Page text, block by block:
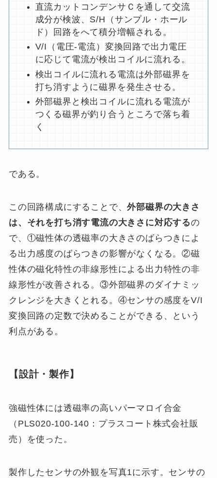
直流カットコンデンサＣを通して交流
成分が検波、S/H（サンプル・ホール
ド）回路をへて積分増幅される。
V/I（電圧‐電流）変換回路で出力電圧
に応じて電流が検出コイルに流れる。
検出コイルに流れる電流は外部磁界を
打ち消すように磁界を発生させる。
外部磁界と検出コイルに流れる電流が
つくる磁界が釣り合うところで落ち着
く
である。
この回路構成にすることで、外部磁界の大きさ
は、それを打ち消す電流の大きさに対応するの
で、①磁性体の透磁率の大きさのばらつきによ
る出力感度のばらつきの影響がなくなる。②磁
性体の磁化特性の非線形性による出力特性の非
線形性が改善される。③外部磁界のダイナミッ
クレンジを大きくとれる。④センサの感度をV/I
変換回路の定数で決めることができる、という
利点がある。
【設計・製作】
強磁性体には透磁率の高いパーマロイ合金
（PLS020-100-140：プラスコート株式会社販
売）を使った。
製作したセンサの外観を写真1に示す。センサの